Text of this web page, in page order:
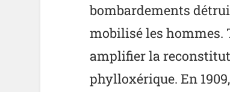
bombardements
mobilisé les hommes.
amplifier la
phylloxérique. En